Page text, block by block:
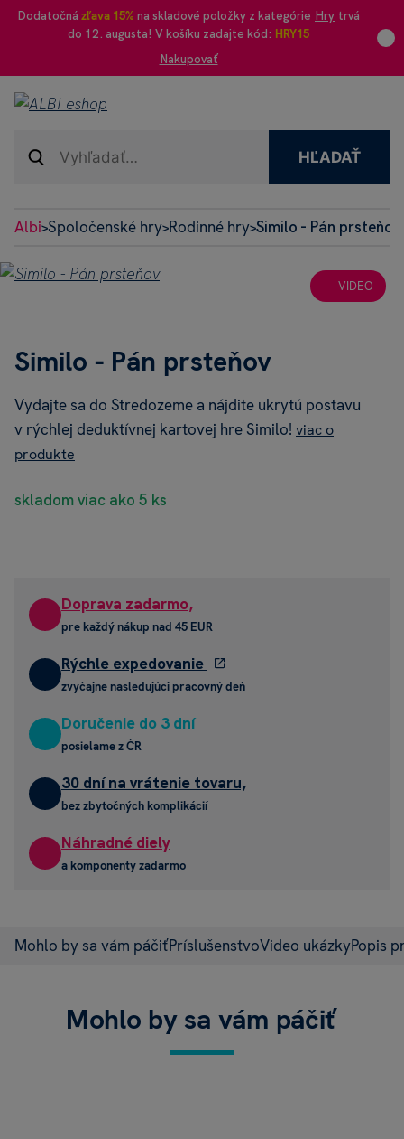
Dodatočná zľava 15% na skladové položky z kategórie Hry trvá
do 12. augusta! V košíku zadajte kód: HRY15
Nakupovať
HĽADAŤ
Albi>Spoločenské hry>Rodinné hry>Similo - Pán prsteňov
VIDEO
Similo - Pán prsteňov
Vydajte sa do Stredozeme a nájdite ukrytú postavu
v rýchlej deduktívnej kartovej hre Similo! viac o
produkte
skladom viac ako 5 ks
Doprava zadarmo,
pre každý nákup nad 45 EUR
Rýchle expedovanie
zvyčajne nasledujúci pracovný deň
Doručenie do 3 dní
posielame z ČR
30 dní na vrátenie tovaru,
bez zbytočných komplikácií
Náhradné diely
a komponenty zadarmo
Mohlo by sa vám páčiťPríslušenstvoVideo ukázkyPopis
Mohlo by sa vám páčiť